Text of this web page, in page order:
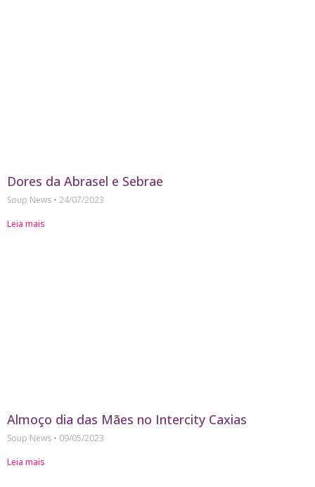
Dores da Abrasel e Sebrae
Soup News
24/07/2023
Leia mais
Almoço dia das Mães no Intercity Caxias
Soup News
09/05/2023
Leia mais